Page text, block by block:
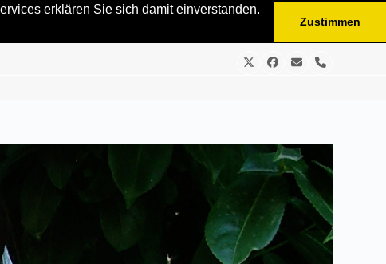
erklären Sie sich damit einverstanden.
Zustimmen
TwitterFacebook
E- Telefon